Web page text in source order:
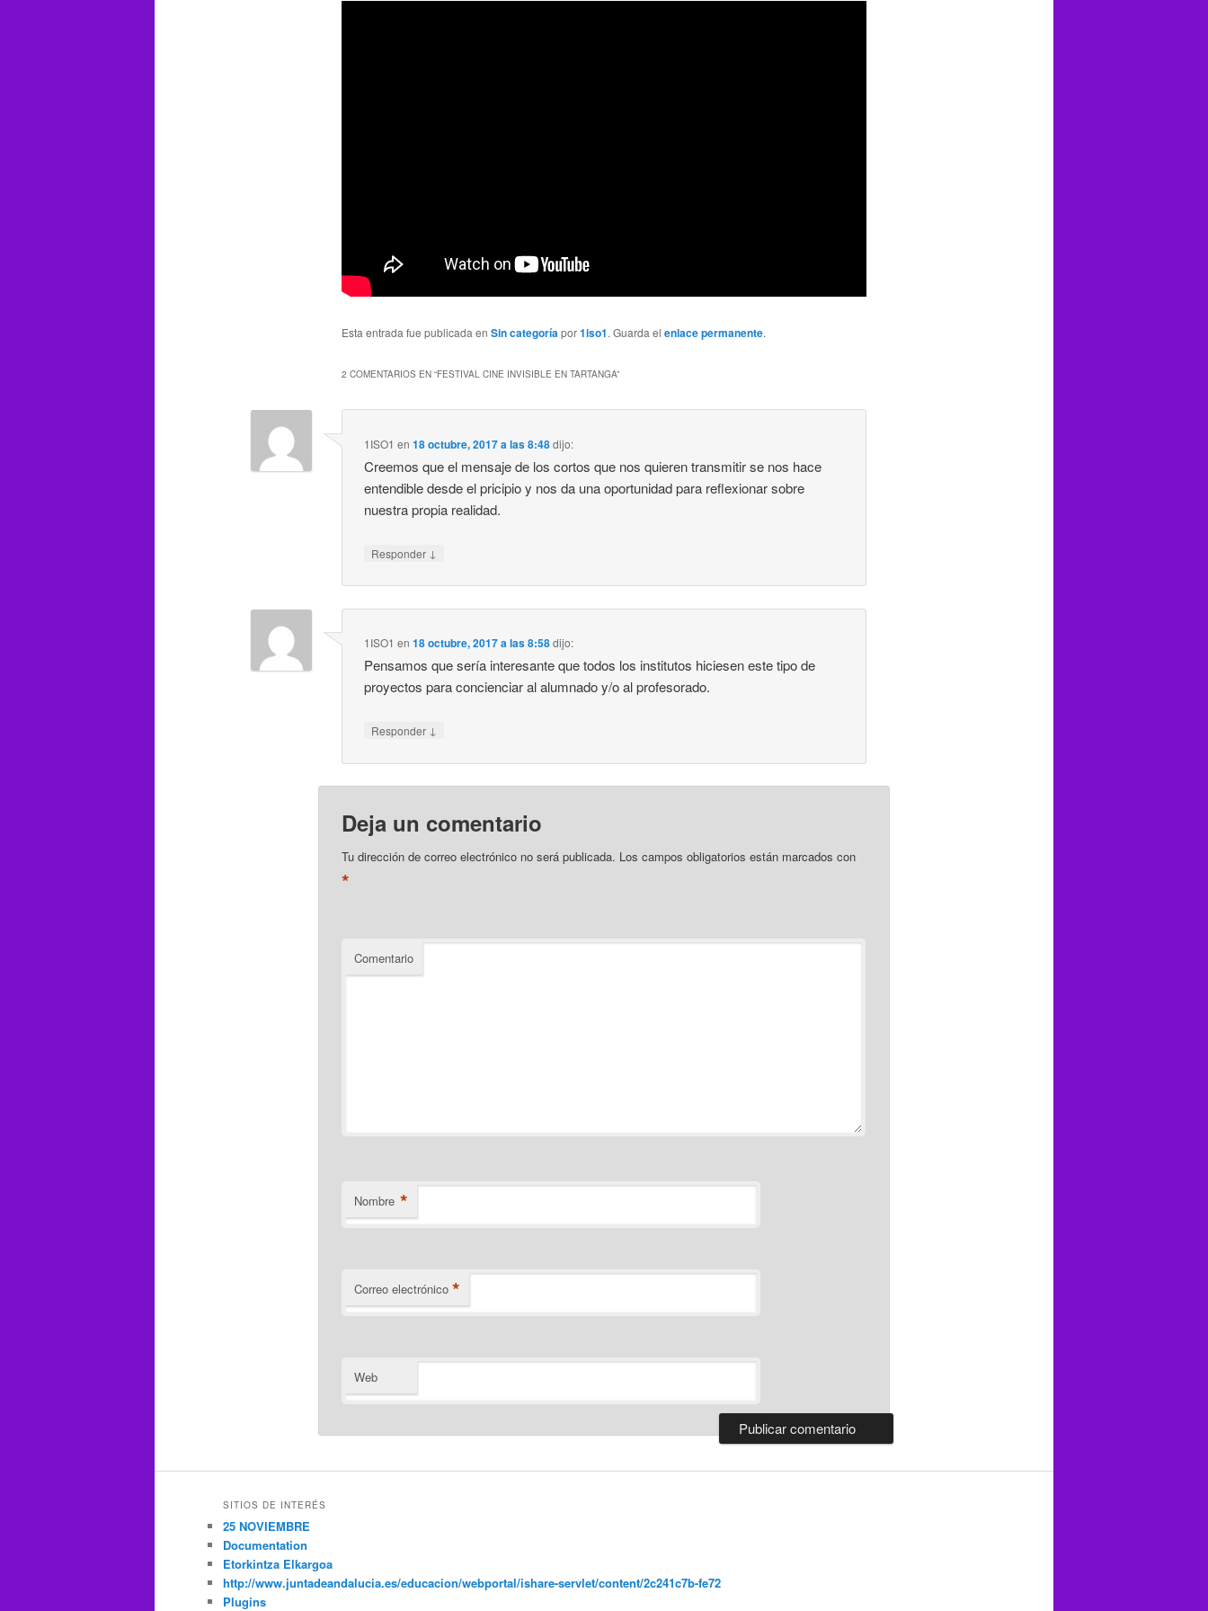
Esta entrada fue publicada en Sin categoríapor1iso1. Guarda el enlace permanente.
2 COMENTARIOS EN “FESTIVAL CINE INVISIBLE EN TARTANGA”
1ISO1 en18 octubre, 2017 a las 8:48dijo:
Creemos que el mensaje de los cortos que nos quieren transmitir se nos hace
entendible desde el pricipio y nos da una oportunidad para reflexionar sobre
nuestra propia realidad.
Responder ↓
1ISO1 en18 octubre, 2017 a las 8:58dijo:
Pensamos que sería interesante que todos los institutos hiciesen este tipo de
proyectos para concienciar al alumnado y/o al profesorado.
Responder ↓
Deja un comentario
Tu dirección de correo electrónico no será publicada. Los campos obligatorios están marcados con
*
Comentario
Nombre *
Correo electrónico *
Web
SITIOS DE INTERÉS
25 NOVIEMBRE
Documentation
Etorkintza Elkargoa
http://www.juntadeandalucia.es/educacion/webportal/ishare-servlet/content/2c241c7b-fe72
Plugins